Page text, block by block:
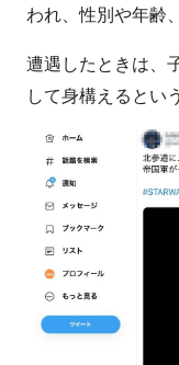
われ、性別や年齢
遭遇したときは、
して身構えるという